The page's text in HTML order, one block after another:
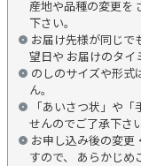
産地や品種の変更を
下さい。
お届け先様が同じで
望日や お届けのタイ
のしのサイズや形式
ん。
「あいさつ状」や
せんのでご了承下さい
お申し込み後の変更
すので、 あらかじめ